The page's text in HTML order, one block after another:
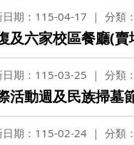
日期：115-04-17 分類
及六家校區餐廳(
日期：115-03-25 分類
活動週及民族掃
日期：115-02-24 分類